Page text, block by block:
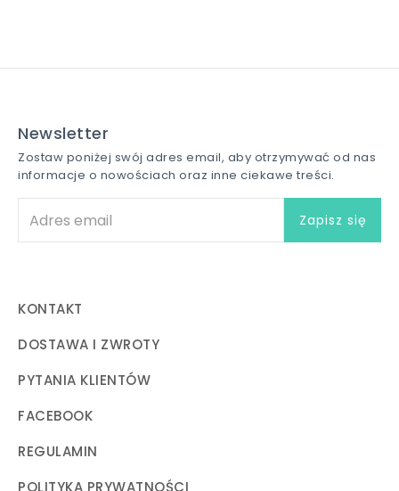
Newsletter
Zostaw poniżej swój adres email, aby otrzymywać od nas
informacje o nowościach oraz inne ciekawe treści.
KONTAKT
DOSTAWA I ZWROTY
PYTANIA KLIENTÓW
FACEBOOK
REGULAMIN
POLITYKA PRYWATNOŚCI